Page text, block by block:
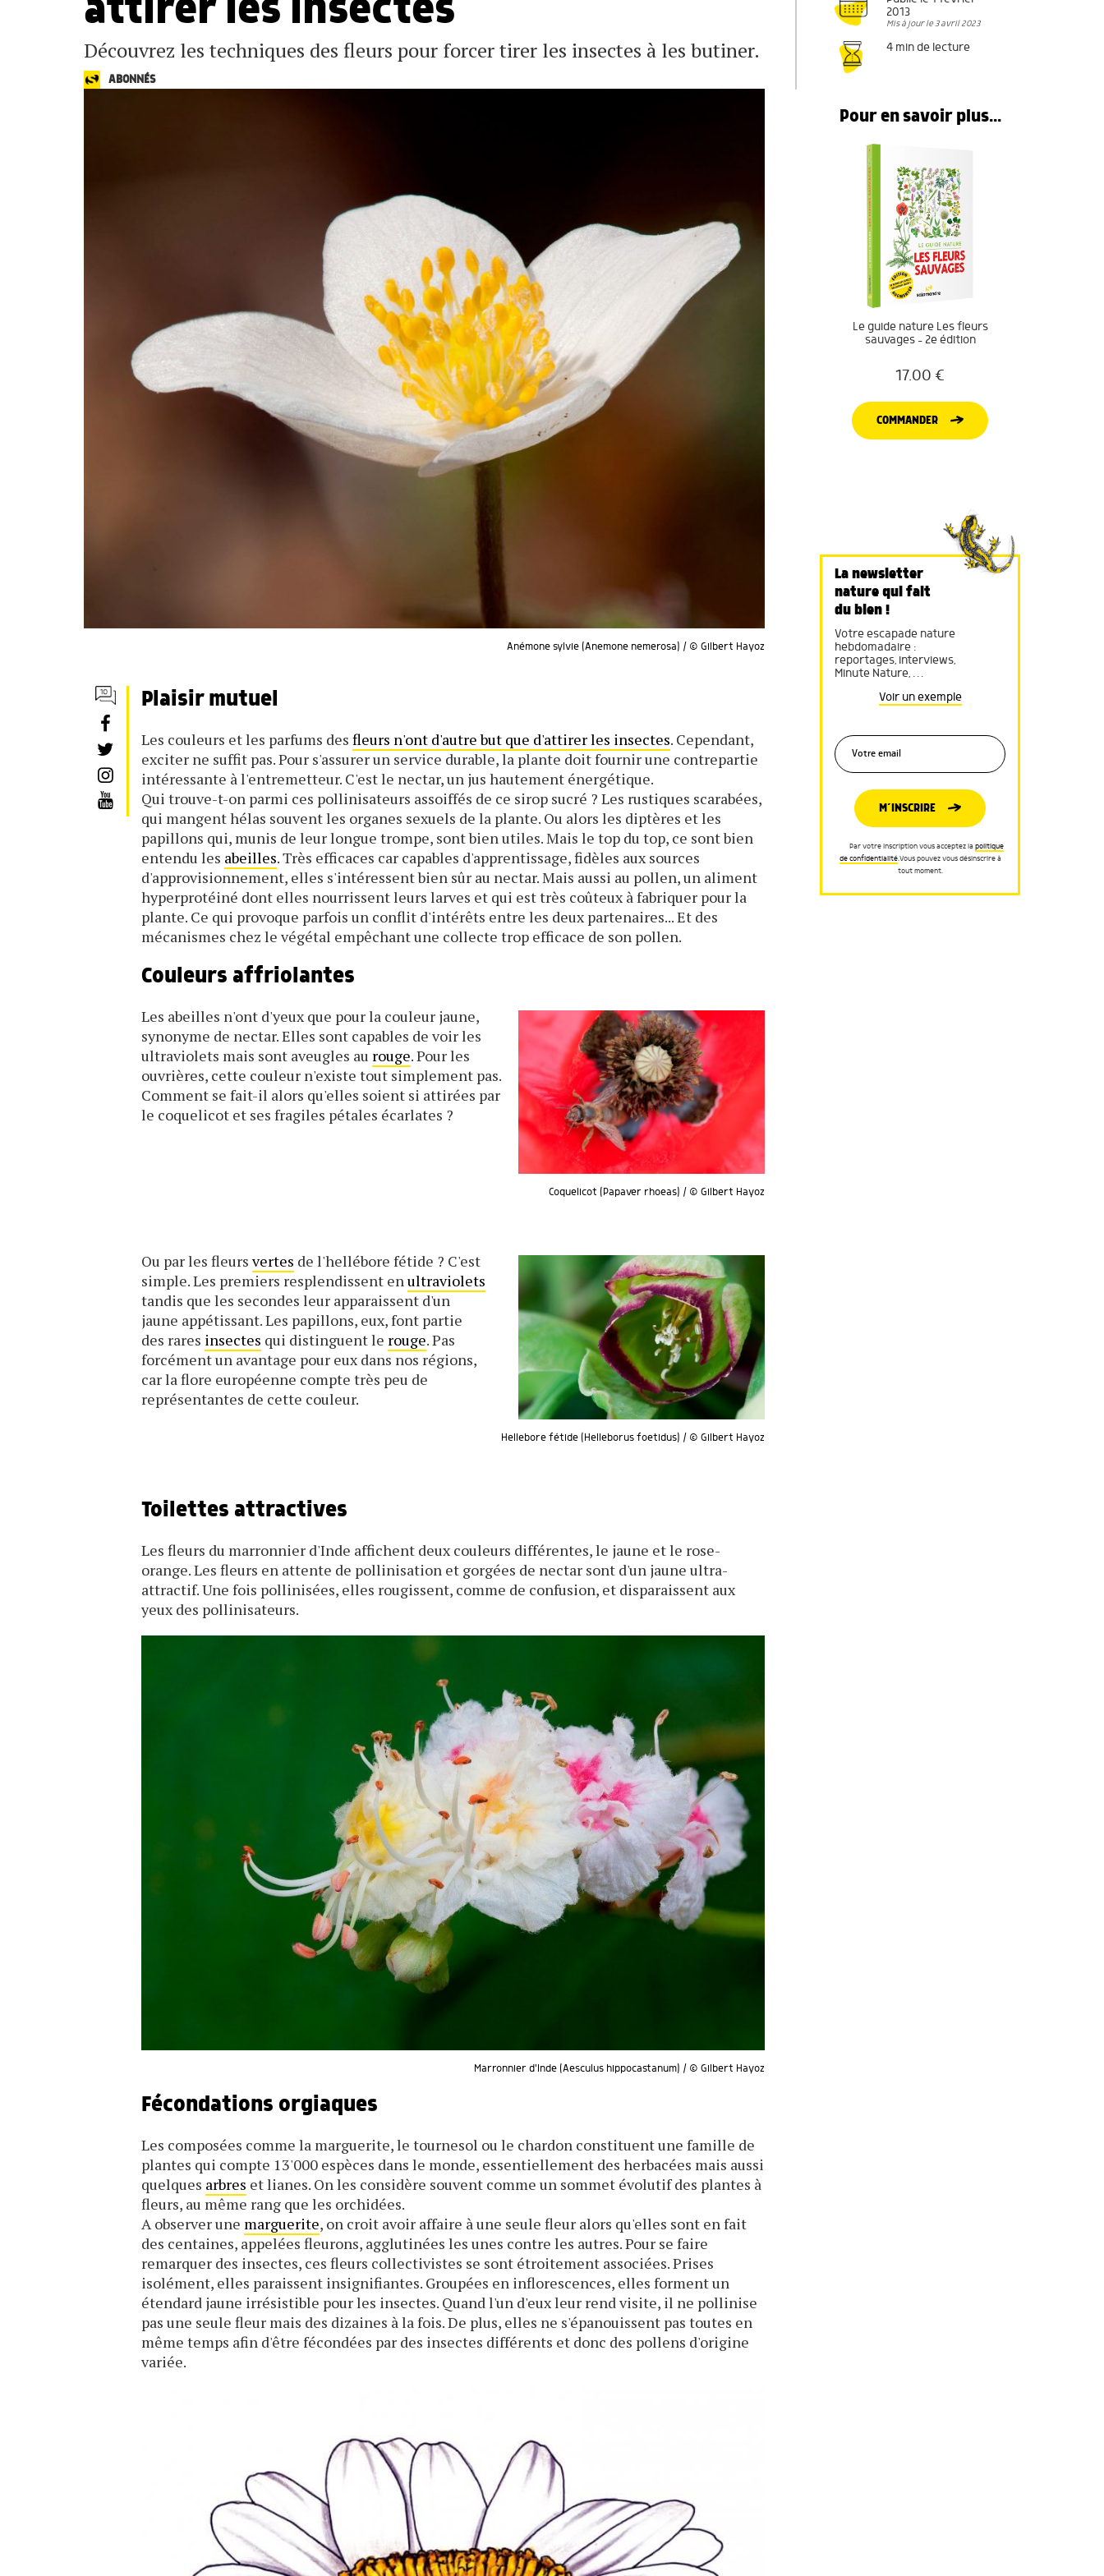
attirer les insectes
Découvrez les techniques des fleurs pour forcer tirer les insectes à les butiner.
ABONNÉS
Anémone sylvie (Anemone nemerosa) / © Gilbert Hayoz
Plaisir mutuel
Les couleurs et les parfums desfleurs n'ont d'autre but que d'attirer les insectes. Cependant,
exciter ne suffit pas. Pour s'assurer un service durable, la plante doit fournir une contrepartie
intéressante à l'entremetteur. C'est le nectar, un jus hautement énergétique.
Qui trouve-t-on parmi ces pollinisateurs assoiffés de ce sirop sucré ? Les rustiques scarabées,
qui mangent hélas souvent les organes sexuels de la plante. Ou alors les diptères et les
papillons qui, munis de leur longue trompe, sont bien utiles. Mais le top du top, ce sont bien
entendu les abeilles. Très efficaces car capables d'apprentissage, fidèles aux sources
d'approvisionnement, elles s'intéressent bien sûr au nectar. Mais aussi au pollen, un aliment
hyperprotéiné dont elles nourrissent leurs larves et qui est très coûteux à fabriquer pour la
plante. Ce qui provoque parfois un conflit d'intérêts entre les deux partenaires... Et des
mécanismes chez le végétal empêchant une collecte trop efficace de son pollen.
Couleurs affriolantes
Coquelicot (Papaver rhoeas) / © Gilbert Hayoz
Les abeilles n'ont d'yeux que pour la couleur jaune,
synonyme de nectar. Elles sont capables de voir les
ultraviolets mais sont aveugles au rouge. Pour les
ouvrières, cette couleur n'existe tout simplement pas.
Comment se fait-il alors qu'elles soient si attirées par
le coquelicot et ses fragiles pétales écarlates ?
Hellebore fétide (Helleborus foetidus) / © Gilbert Hayoz
Ou par les fleursvertes de l'hellébore fétide ? C'est
simple. Les premiers resplendissent enultraviolets
tandis que les secondes leur apparaissent d'un
jaune appétissant. Les papillons, eux, font partie
des rares insectes qui distinguent le rouge. Pas
forcément un avantage pour eux dans nos régions,
car la flore européenne compte très peu de
représentantes de cette couleur.
Toilettes attractives
Les fleurs du marronnier d'Inde affichent deux couleurs différentes, le jaune et le rose-
orange. Les fleurs en attente de pollinisation et gorgées de nectar sont d'un jaune ultra-
attractif. Une fois pollinisées, elles rougissent, comme de confusion, et disparaissent aux
yeux des pollinisateurs.
Marronnier d'Inde (Aesculus hippocastanum) / © Gilbert Hayoz
Fécondations orgiaques
Les composées comme la marguerite, le tournesol ou le chardon constituent une famille de
plantes qui compte 13'000 espèces dans le monde, essentiellement des herbacées mais aussi
quelques arbres et lianes. On les considère souvent comme un sommet évolutif des plantes à
fleurs, au même rang que les orchidées.
A observer une marguerite, on croit avoir affaire à une seule fleur alors qu'elles sont en fait
des centaines, appelées fleurons, agglutinées les unes contre les autres. Pour se faire
remarquer des insectes, ces fleurs collectivistes se sont étroitement associées. Prises
isolément, elles paraissent insignifiantes. Groupées en inflorescences, elles forment un
étendard jaune irrésistible pour les insectes. Quand l'un d'eux leur rend visite, il ne pollinise
pas une seule fleur mais des dizaines à la fois. De plus, elles ne s'épanouissent pas toutes en
même temps afin d'être fécondées par des insectes différents et donc des pollens d'origine
variée.
2013
Mis à jour le 3 avril 2023
4 min de lecture
Pour en savoir plus...
Le guide nature Les fleurs
sauvages – 2e édition
17.00 €
COMMANDER
La newsletter
nature qui fait
du bien !
Votre escapade nature
hebdomadaire :
reportages, interviews,
Minute Nature, …
Voir un exemple
M’INSCRIRE
Par votre inscription vous acceptez la politique
de confidentialité.Vous pouvez vous désinscrire à
tout moment.